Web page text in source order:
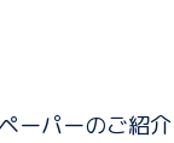
ーパーのご紹介